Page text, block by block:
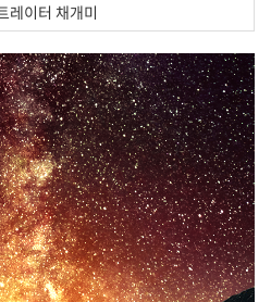
레이터 채개미